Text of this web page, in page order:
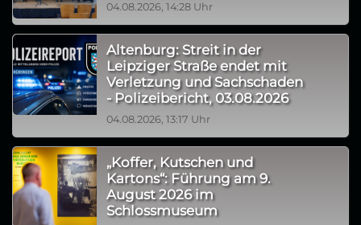
04.08.2026, 14:28 Uhr
Altenburg: Streit in der
Leipziger Straße endet mit
Verletzung und Sachschaden
- Polizeibericht, 03.08.2026
04.08.2026, 13:17 Uhr
„Koffer, Kutschen und
Kartons“: Führung am 9.
August 2026 im
Schlossmuseum